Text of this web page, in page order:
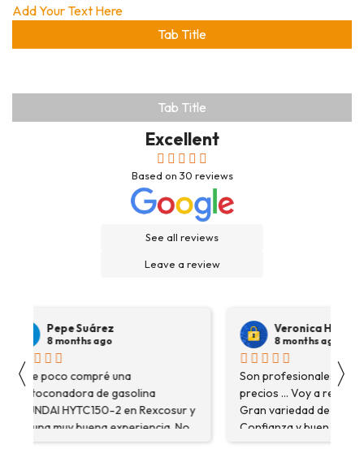
Add Your Text Here
Tab Title
Tab Title
Excellent
Based on 30 reviews
See all reviews
Leave a review
〈
Pepe Suárez
8 months ago
Hace poco compré una
destoconadora de gasolina
HYUNDAI HYTC150-2 en Rexcosur y
fue una muy buena experiencia. No
solo me encontré el producto que
Veronica Hidalgo
8 months ago
Son profesionales ,
precios ... Voy a repetir
Gran variedad de
Confianza y buen servicio.
〉